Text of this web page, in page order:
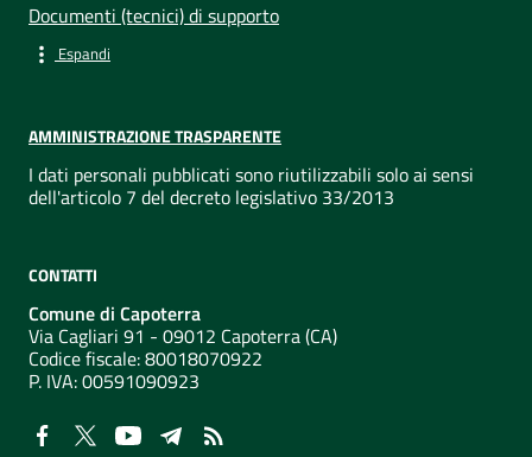
Documenti (tecnici) di supporto
Espandi
AMMINISTRAZIONE TRASPARENTE
I dati personali pubblicati sono riutilizzabili solo ai sensi
dell'articolo 7 del decreto legislativo 33/2013
CONTATTI
Comune di Capoterra
Via Cagliari 91 - 09012 Capoterra (CA)
Codice fiscale: 80018070922
P. IVA:00591090923